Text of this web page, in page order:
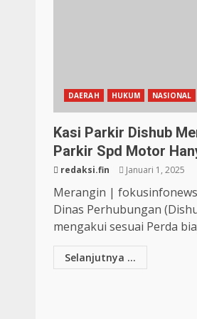
DAERAH HUKUM NASIONAL
Kasi Parkir Dishub
Parkir Spd Motor
redaksi.fin Januari 1, 2025
Merangin |
Dinas Perhubungan
mengakui sesuai Perda
Selanjutnya ...